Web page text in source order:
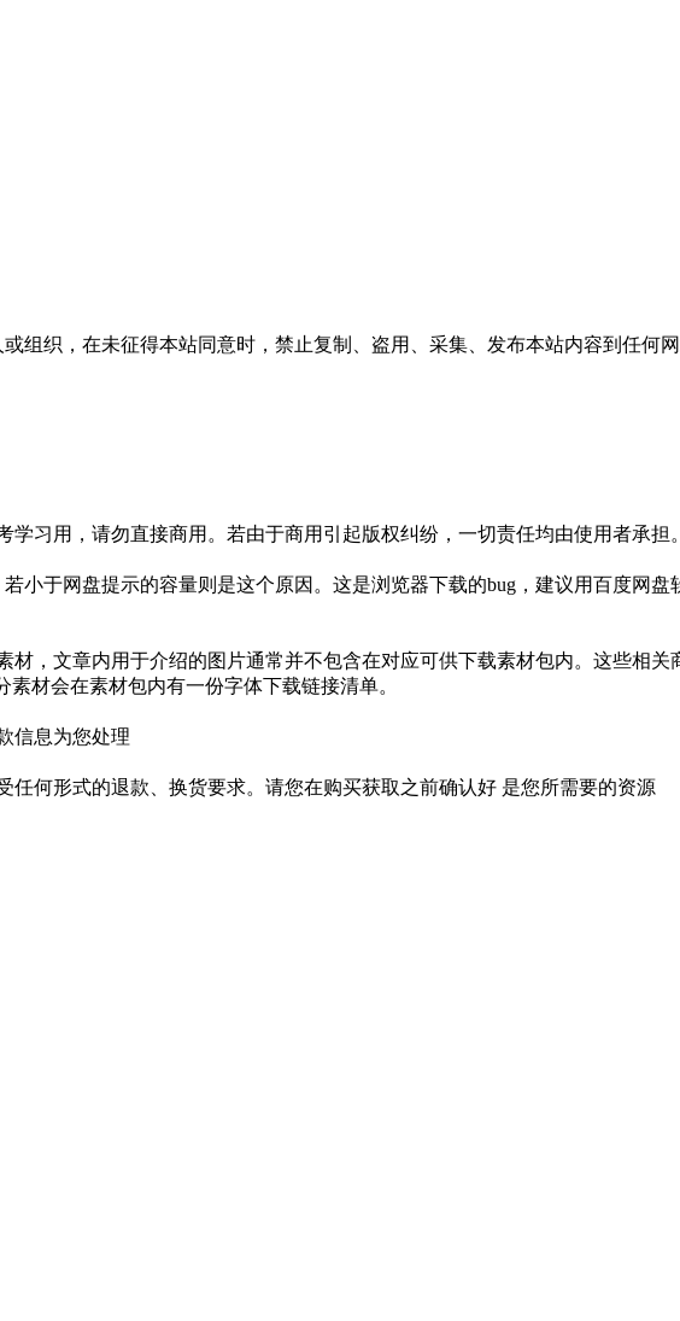
组织，在未征得本站同意时，禁止复制、盗用、采集、发布本站内容到任何
习用，请勿直接商用。若由于商用引起版权纠纷，一切责任均由使用者承担
小于网盘提示的容量则是这个原因。这是浏览器下载的bug，建议用百度网
，文章内用于介绍的图片通常并不包含在对应可供下载素材包内。这些相关
材会在素材包内有一份字体下载链接清单。
信息为您处理
何形式的退款、换货要求。请您在购买获取之前确认好 是您所需要的资源